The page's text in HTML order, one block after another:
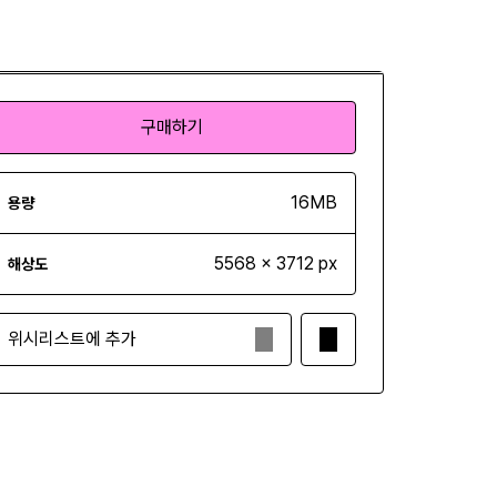
구매하기
용량 16MB
해상도 5568 x 3712 px
위시리스트에 추가